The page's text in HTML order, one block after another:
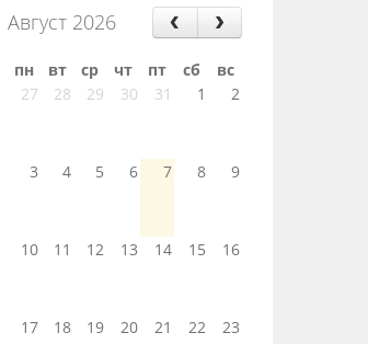
Август 2026
пн вт ср чт пт сб
вс
27
28 29 30 31 1 2
3 4 5 6 7 8 9
10 11 12 13 14 15 16
17 18 19 20 21 22 23